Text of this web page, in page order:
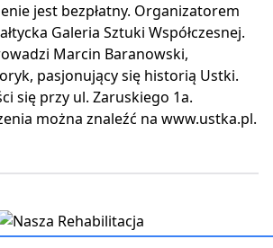
jest bezpłatny. Organizatorem
Galeria Sztuki Współczesnej.
Marcin Baranowski,
pasjonujący się historią Ustki.
się przy ul. Zaruskiego 1a.
można znaleźć na www.ustka.pl.